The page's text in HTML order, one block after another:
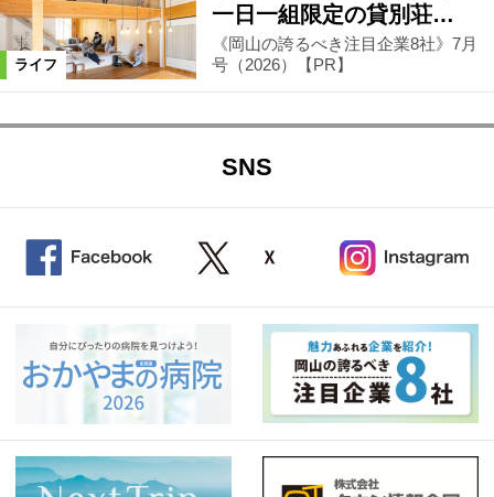
ライフ
一日一組限定の貸別荘…
《岡山の誇るべき注目企業8社》7月
号（2026）【PR】
SNS